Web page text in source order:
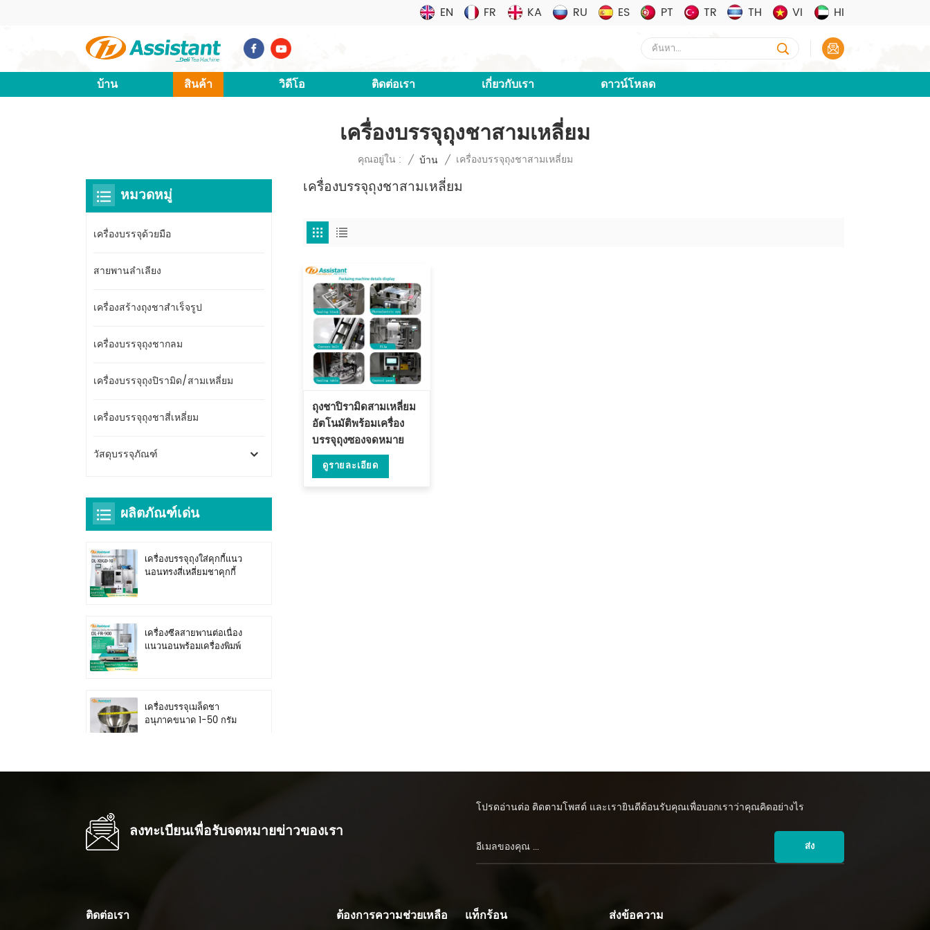
EN FR KA RU ES PT TR TH VI HI
บ้าน สินค้า วิดีโอ ติดต่อเรา เกี่ยวกับเรา ดาวน์โหลด
เครื่องบรรจุถุงชาสามเหลี่ยม
คุณอยู่ใน : / บ้าน / เครื่องบรรจุถุงชาสามเหลี่ยม
เครื่องบรรจุถุงชาสามเหลี่ยม
ถุงชาปิรามิดสามเหลี่ยม
อัตโนมัติพร้อมเครื่อง
บรรจุถุงซองจดหมาย
DL-SJB-4CW
ดูรายละเอียด
หมวดหมู่
เครื่องบรรจุด้วยมือ
สายพานลำเลียง
เครื่องสร้างถุงชาสำเร็จรูป
เครื่องบรรจุถุงชากลม
เครื่องบรรจุถุงปิรามิด/สามเหลี่ยม
เครื่องบรรจุถุงชาสี่เหลี่ยม
วัสดุบรรจุภัณฑ์
ผลิตภัณฑ์เด่น
เครื่องบรรจุถุงใส่คุกกี้แนว
นอนทรงสี่เหลี่ยมชาคุกกี้
เครื่องซีลสายพานต่อเนื่อง
แนวนอนพร้อมเครื่องพิมพ์
เครื่องบรรจุเมล็ดชา
อนุภาคขนาด 1-50 กรัม
FZ-20
ลงทะเบียนเพื่อรับจดหมายข่าวของเรา
โปรดอ่านต่อ ติดตามโพสต์ และเรายินดีต้อนรับคุณเพื่อบอกเราว่าคุณคิดอย่างไร
ส่ง
ติดต่อเรา ต้องการความช่วยเหลือ แท็กร้อน ส่งข้อความ